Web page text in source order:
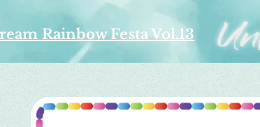
Rainbow Festa Vol.13